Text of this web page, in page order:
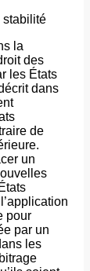
stabilité
la
des
les États
dans
de
un
pour
par un
les